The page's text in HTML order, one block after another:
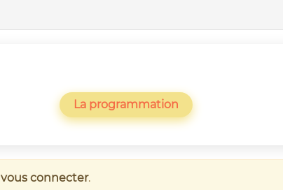
La programmation
vous connecter.